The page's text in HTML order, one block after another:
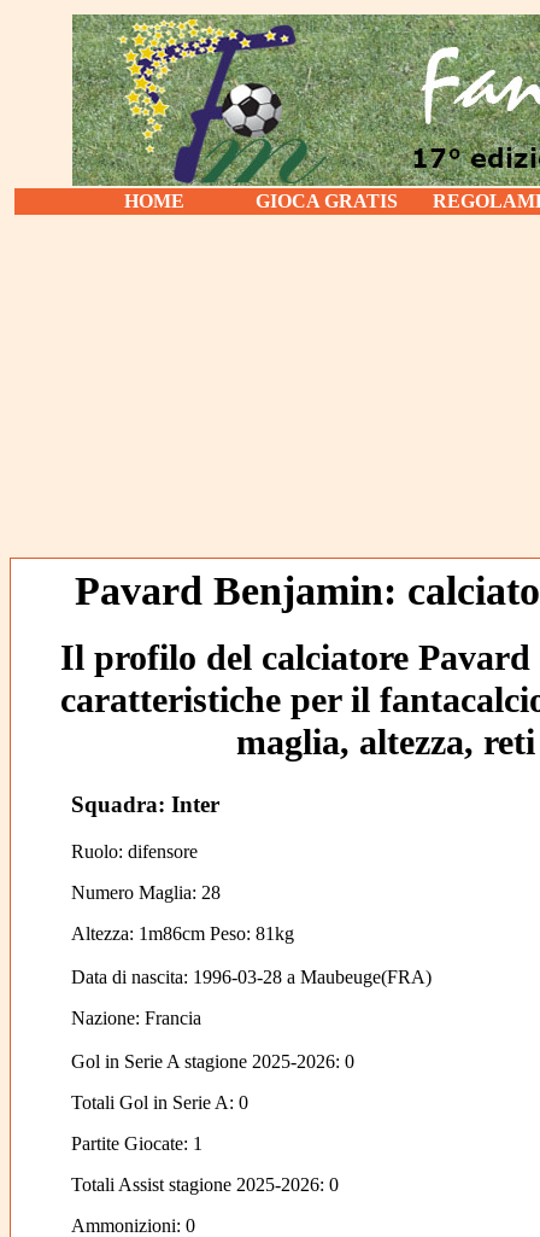
HOME GIOCA GRATIS
Pavard Benjamin:
Il profilo del calciatore
caratteristiche per il
maglia, altezza,
Squadra: Inter
Ruolo: difensore
Numero Maglia: 28
Altezza: 1m86cm Peso: 81kg
Data di nascita: 1996-03-28 a Maubeuge(FRA)
Nazione: Francia
Gol in Serie A stagione 2025-2026: 0
Totali Gol in Serie A: 0
Partite Giocate: 1
Totali Assist stagione 2025-2026: 0
Ammonizioni: 0